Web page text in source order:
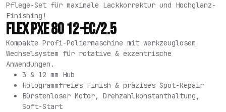
Pflege-Set für maximale Lackkorrektur und Hochglanz-
Finishing!
FLEX PXE 80 12-EC/2.5
Kompakte Profi-Poliermaschine mit werkzeuglosem
Wechselsystem für rotative & exzentrische
Anwendungen.
3 & 12 mm Hub
Hologrammfreies Finish & präzises Spot-Repair
Bürstenloser Motor, Drehzahlkonstanthaltung,
Soft-Start